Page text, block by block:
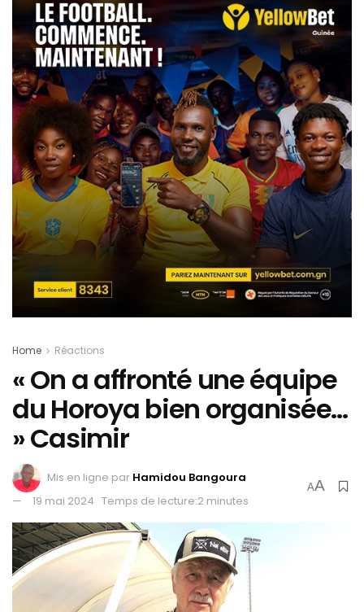
Home Réactions
« On a affronté une équipe
du Horoya bien organisée…
» Casimir
Mis en ligne par Hamidou Bangoura
19 mai 2024 Temps de lecture:2 minutes
AA